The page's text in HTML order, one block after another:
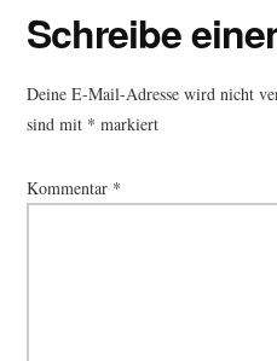
Schreibe
Deine E-Mail-Adresse wird nicht
sind mit * markiert
Kommentar *